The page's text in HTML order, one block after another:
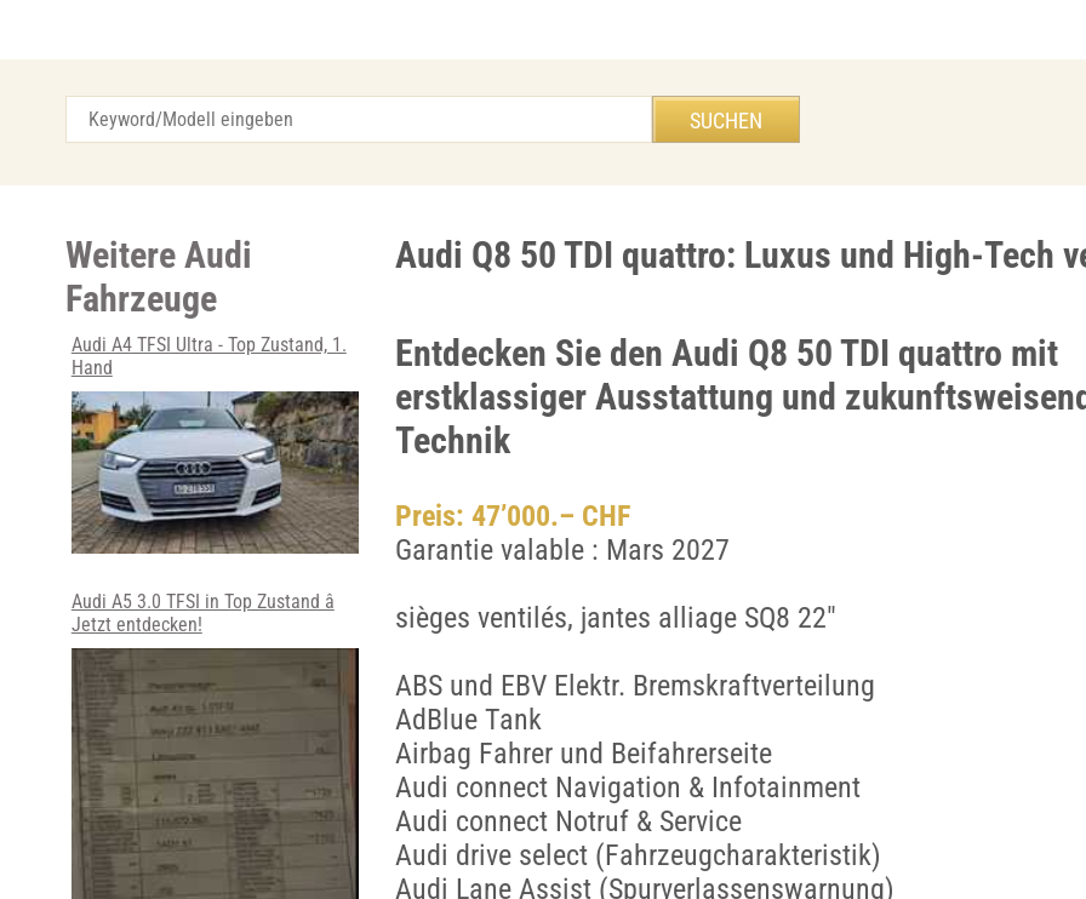
Audi Q8 50 TDI quattro: Luxus und High-Tech
Entdecken Sie den Audi Q8 50 TDI quattro mit
erstklassiger Ausstattung und
Technik
Preis: 47’000.– CHF
Garantie valable : Mars 2027
sièges ventilés, jantes alliage SQ8 22"
ABS und EBV Elektr. Bremskraftverteilung
AdBlue Tank
Airbag Fahrer und Beifahrerseite
Audi connect Navigation & Infotainment
Audi connect Notruf & Service
Audi drive select (Fahrzeugcharakteristik)
Audi Lane Assist (Spurverlassenswarnung)
Weitere Audi
Fahrzeuge
Audi A4 TFSI Ultra - Top Zustand, 1.
Hand
Audi A5 3.0 TFSI in Top Zustand â
Jetzt entdecken!